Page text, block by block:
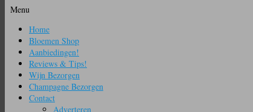
Menu
inhoud
Home
Bloemen Shop
Aanbiedingen!
Reviews & Tips!
Wijn Bezorgen
Champagne Bezorgen
Contact
Adverteren